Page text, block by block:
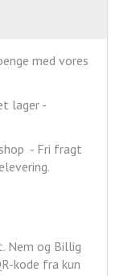
med vores
lager -
- Fri fragt
Nem og Billig
kode fra kun